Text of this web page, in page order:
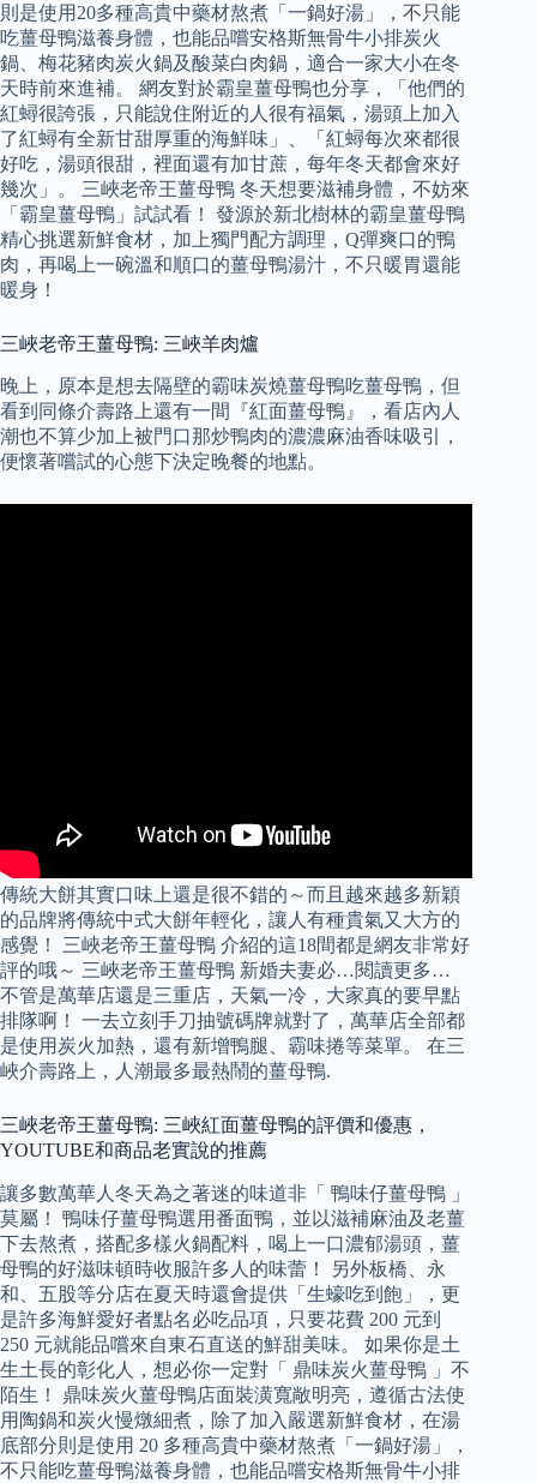
則是使用20多種高貴中藥材熬煮「一鍋好湯」，不只能
吃薑母鴨滋養身體，也能品嚐安格斯無骨牛小排炭火
鍋、梅花豬肉炭火鍋及酸菜白肉鍋，適合一家大小在冬
天時前來進補。 網友對於霸皇薑母鴨也分享，「他們的
紅蟳很誇張，只能說住附近的人很有福氣，湯頭上加入
了紅蟳有全新甘甜厚重的海鮮味」、「紅蟳每次來都很
好吃，湯頭很甜，裡面還有加甘蔗，每年冬天都會來好
幾次」。 三峽老帝王薑母鴨 冬天想要滋補身體，不妨來
「霸皇薑母鴨」試試看！ 發源於新北樹林的霸皇薑母鴨
精心挑選新鮮食材，加上獨門配方調理，Q彈爽口的鴨
肉，再喝上一碗溫和順口的薑母鴨湯汁，不只暖胃還能
暖身！
三峽老帝王薑母鴨: 三峽羊肉爐
晚上，原本是想去隔壁的霸味炭燒薑母鴨吃薑母鴨，但
看到同條介壽路上還有一間『紅面薑母鴨』，看店內人
潮也不算少加上被門口那炒鴨肉的濃濃麻油香味吸引，
便懷著嚐試的心態下決定晚餐的地點。
傳統大餅其實口味上還是很不錯的～而且越來越多新穎
的品牌將傳統中式大餅年輕化，讓人有種貴氣又大方的
感覺！ 三峽老帝王薑母鴨 介紹的這18間都是網友非常好
評的哦～ 三峽老帝王薑母鴨 新婚夫妻必…閱讀更多…
不管是萬華店還是三重店，天氣一冷，大家真的要早點
排隊啊！ 一去立刻手刀抽號碼牌就對了，萬華店全部都
是使用炭火加熱，還有新增鴨腿、霸味捲等菜單。 在三
峽介壽路上，人潮最多最熱鬧的薑母鴨.
三峽老帝王薑母鴨: 三峽紅面薑母鴨的評價和優惠，
YOUTUBE和商品老實說的推薦
讓多數萬華人冬天為之著迷的味道非「 鴨味仔薑母鴨 」
莫屬！ 鴨味仔薑母鴨選用番面鴨，並以滋補麻油及老薑
下去熬煮，搭配多樣火鍋配料，喝上一口濃郁湯頭，薑
母鴨的好滋味頓時收服許多人的味蕾！ 另外板橋、永
和、五股等分店在夏天時還會提供「生蠔吃到飽」，更
是許多海鮮愛好者點名必吃品項，只要花費 200 元到
250 元就能品嚐來自東石直送的鮮甜美味。 如果你是土
生土長的彰化人，想必你一定對「 鼎味炭火薑母鴨 」不
陌生！ 鼎味炭火薑母鴨店面裝潢寬敞明亮，遵循古法使
用陶鍋和炭火慢燉細煮，除了加入嚴選新鮮食材，在湯
底部分則是使用 20 多種高貴中藥材熬煮「一鍋好湯」，
不只能吃薑母鴨滋養身體，也能品嚐安格斯無骨牛小排